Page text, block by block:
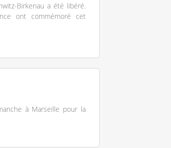
Birkenau a été libéré.
ont commémoré cet
à Marseille pour la